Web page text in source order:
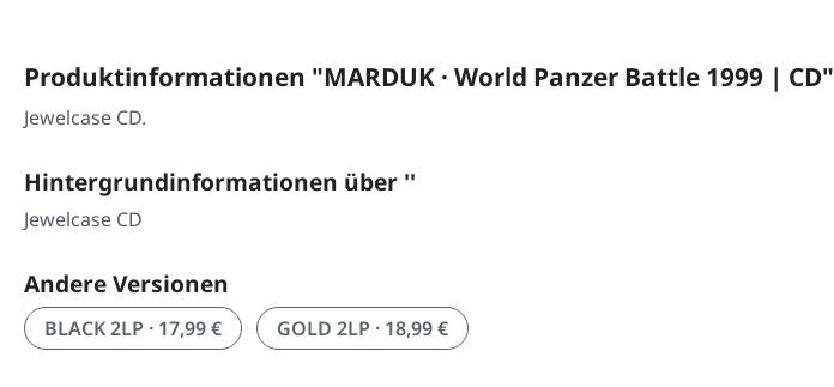
Produktinformationen "MARDUK · World Panzer Battle 1999 | CD"
Jewelcase CD.
Hintergrundinformationen über ''
Jewelcase CD
Andere Versionen
BLACK 2LP · 17,99 € GOLD 2LP · 18,99 €